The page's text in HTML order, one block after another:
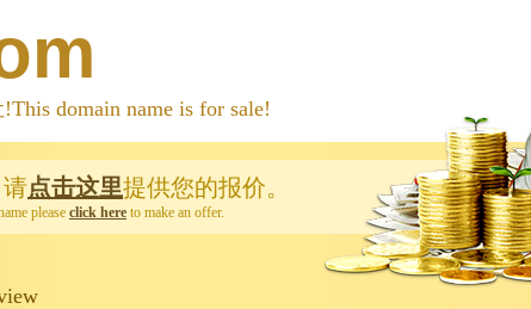
domain name is for sale!
请点击这里提供您的报价。
please click here to make an offer.